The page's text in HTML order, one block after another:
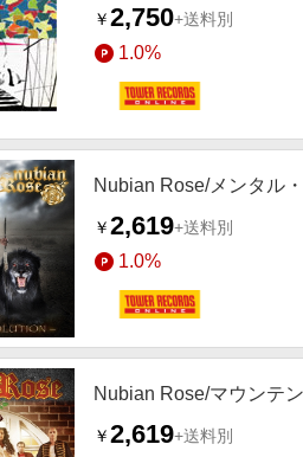
￥2,750+送料別
1.0%
Nubian Rose/メンタル
￥2,619+送料別
1.0%
Nubian Rose/マウンテ
￥2,619+送料別